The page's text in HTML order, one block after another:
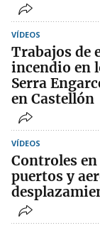
VÍDEOS
Trabajos de
incendio en
Serra
en Castellón
VÍDEOS
Controles
puertos y